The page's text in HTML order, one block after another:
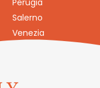
Perugia
Salerno
Venezia